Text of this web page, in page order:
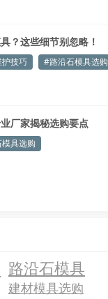
？这些细节别忽略！
技巧 #路沿石模具选购
厂家揭秘选购要点
具选购
路沿石模具
建材模具选购